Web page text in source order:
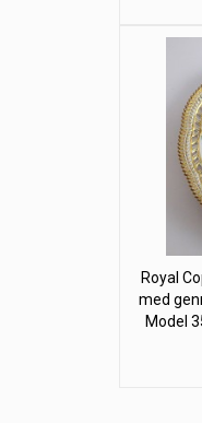
Royal
med
Model